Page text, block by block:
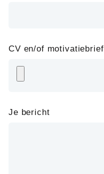
CV en/of motivatiebrief
Je bericht